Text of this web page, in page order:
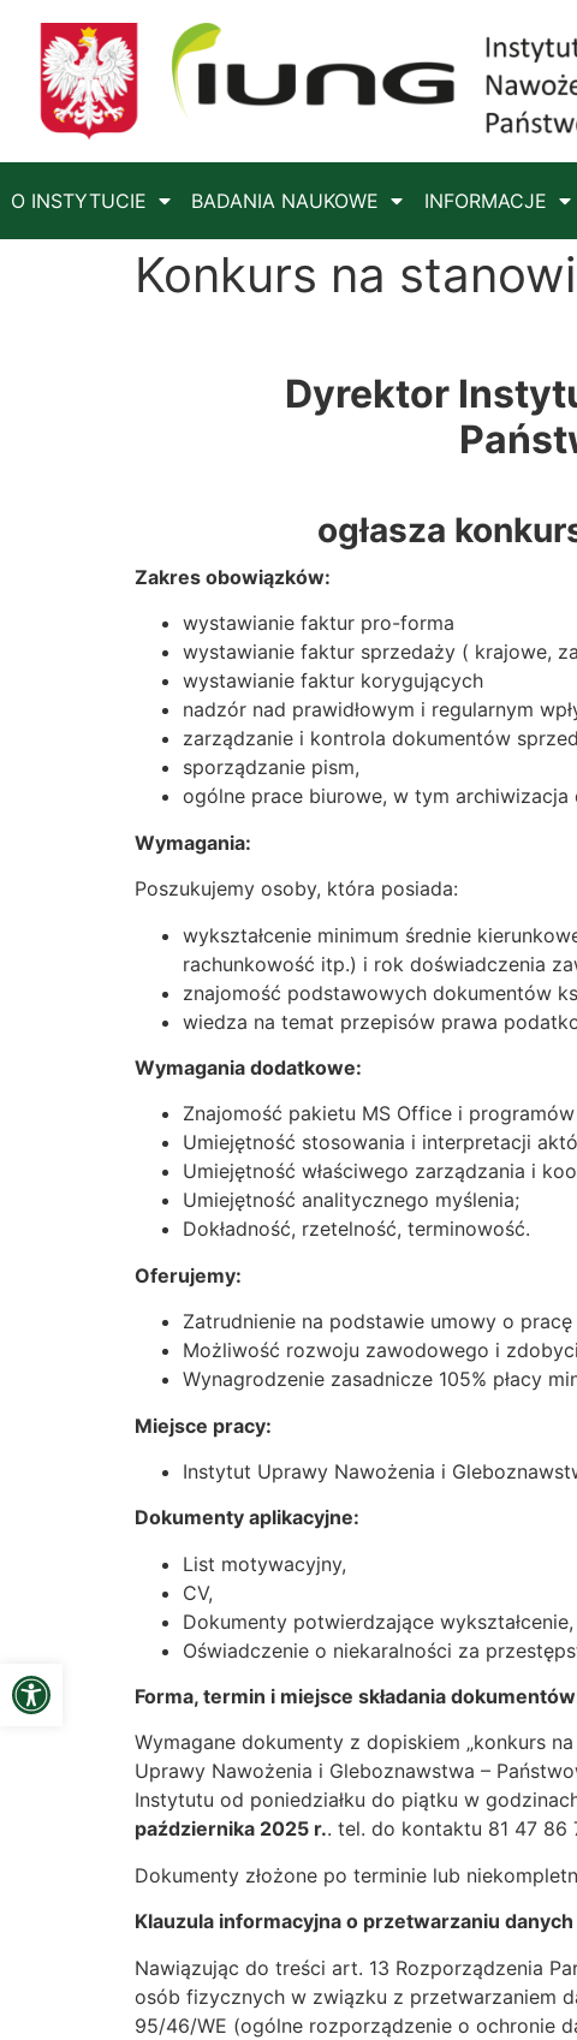
Open toolbar
O INSTYTUCIE BADANIA NAUKOWE INFORMACJE
Konkurs na
Dyrektor
ogłasza
Zakres obowiązków:
wystawianie faktur pro-forma
wystawianie faktur sprzedaży ( krajowe,
wystawianie faktur korygujących
nadzór nad prawidłowym i regularnym
zarządzanie i kontrola dokumentów
sporządzanie pism,
ogólne prace biurowe, w tym archiwizacja
Wymagania:
Poszukujemy osoby, która posiada:
wykształcenie minimum średnie
rachunkowość itp.) i rok doświadczenia
znajomość podstawowych dokumentów
wiedza na temat przepisów prawa
Wymagania dodatkowe:
Znajomość pakietu MS Office i
Umiejętność stosowania i interpretacji
Umiejętność właściwego zarządzania i
Umiejętność analitycznego myślenia;
Dokładność, rzetelność, terminowość.
Oferujemy:
Zatrudnienie na podstawie umowy o
Możliwość rozwoju zawodowego i
Wynagrodzenie zasadnicze 105% płacy
Miejsce pracy:
Instytut Uprawy Nawożenia i
Dokumenty aplikacyjne:
List motywacyjny,
CV,
Dokumenty potwierdzające wykształcenie,
Oświadczenie o niekaralności za
Forma, termin i miejsce składania
Wymagane dokumenty z dopiskiem „konkurs
Uprawy Nawożenia i Gleboznawstwa –
Instytutu od poniedziałku do piątku w
października 2025 r.. tel. do kontaktu 81 47 86
Dokumenty złożone po terminie lub
Klauzula informacyjna o przetwarzaniu
Nawiązując do treści art. 13 Rozporządzenia
osób fizycznych w związku z przetwarzaniem
95/46/WE (ogólne rozporządzenie o ochronie